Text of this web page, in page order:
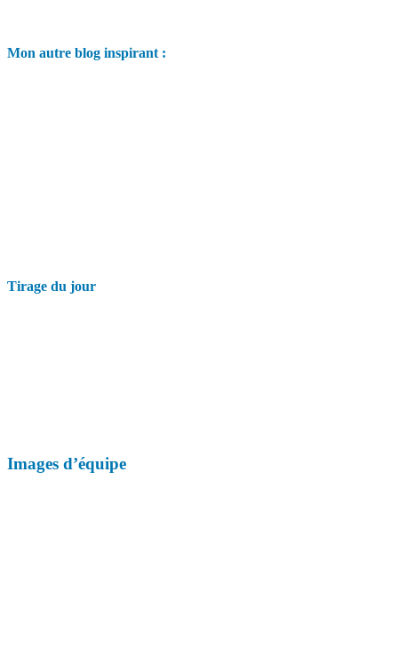
Mon autre blog inspirant :
Tirage du jour
Images d’équipe